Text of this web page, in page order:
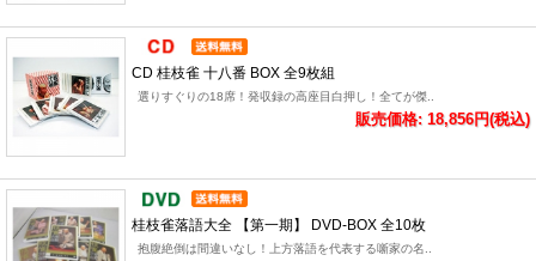
CD 桂枝雀 十八番 BOX 全9枚組
選りすぐりの18席！発収録の高座目白押し！全てが傑..
販売価格: 18,856円(税込)
桂枝雀落語大全 【第一期】 DVD-BOX 全10枚
抱腹絶倒は間違いなし！上方落語を代表する噺家の名..